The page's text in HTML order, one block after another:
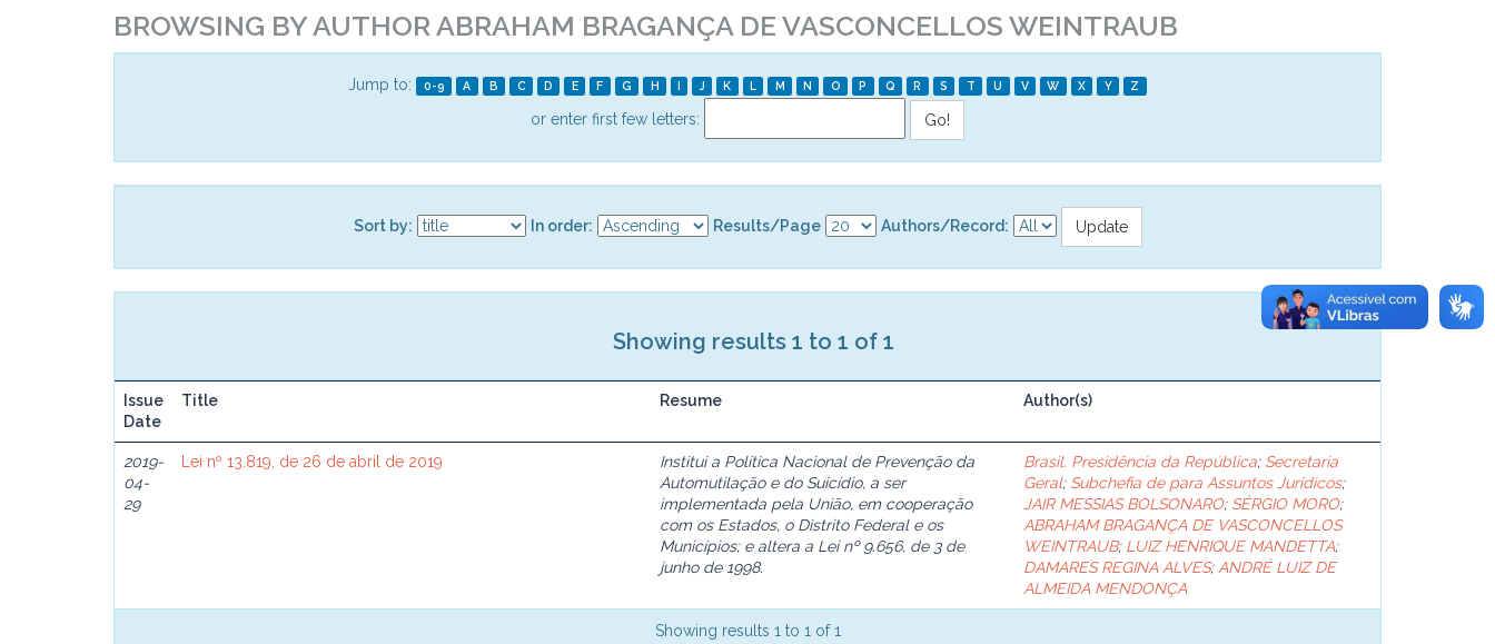
BROWSING BY AUTHOR ABRAHAM BRAGANÇA DE VASCONCELLOS WEINTRAUB
Jump to: 0-9 A B C D E F G H I J K L M N O P Q R S T U V W X Y Z
or enter first few letters:
Sort by: In order: Results/Page Authors/Record:
Showing results 1 to 1 of 1
Issue
Date
Title Resume Author(s)
2019-
04-
29
Lei nº 13.819, de 26 de abril de 2019
Institui a Política Nacional de Prevenção da
Automutilação e do Suicídio, a ser
implementada pela União, em cooperação
com os Estados, o Distrito Federal e os
Municípios; e altera a Lei nº 9.656, de 3 de
junho de 1998.
Brasil. Presidência da República; Secretaria
Geral; Subchefia de para Assuntos Jurídicos;
JAIR MESSIAS BOLSONARO; SÉRGIO MORO;
ABRAHAM BRAGANÇA DE VASCONCELLOS
WEINTRAUB; LUIZ HENRIQUE MANDETTA;
DAMARES REGINA ALVES; ANDRÉ LUIZ DE
ALMEIDA MENDONÇA
Showing results 1 to 1 of 1